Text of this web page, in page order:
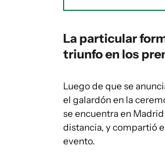
La particular
triunfo en los
Luego de que se
el galardón en la
se encuentra en
distancia, y compartió
evento.